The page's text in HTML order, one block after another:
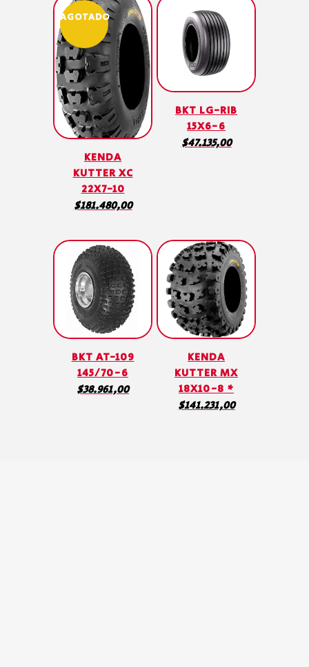
AGOTADO
KENDA
KUTTER XC
22X7-10
$181.480,00
BKT LG-RIB
15X6-6
$47.135,00
BKT AT-109
145/70-6
$38.961,00
KENDA
KUTTER MX
18X10-8 *
$141.231,00